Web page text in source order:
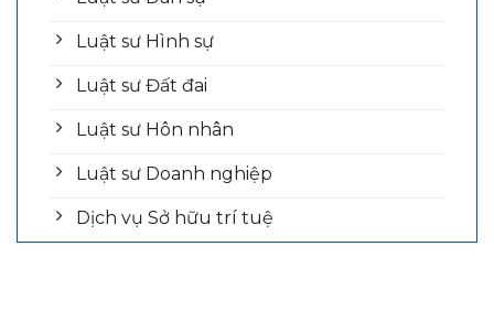
Luật sư Hình sự
Luật sư Đất đai
Luật sư Hôn nhân
Luật sư Doanh nghiệp
Dịch vụ Sở hữu trí tuệ